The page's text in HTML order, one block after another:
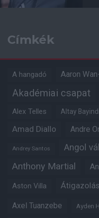
Címkék
A hangadó Aaron
Akadémiai csapat
Alex Telles Altay
Amad Diallo Andre
Andrey Santos Angol
Anthony Martial
Aston Villa
Axel Tuanzebe Ayden